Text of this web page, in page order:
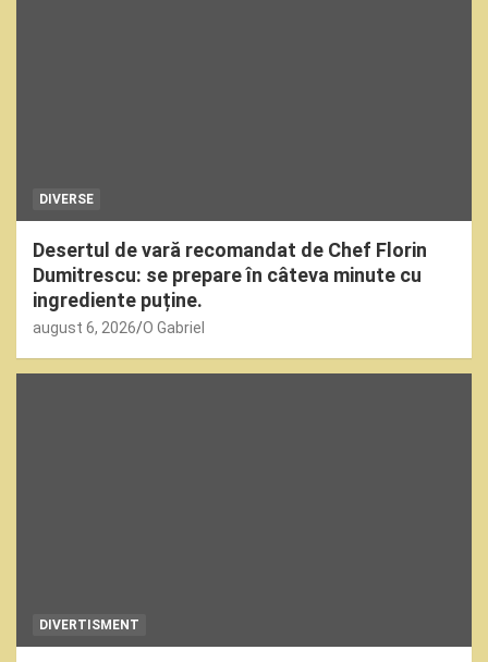
DIVERSE
Desertul de vară recomandat de Chef Florin
Dumitrescu: se prepare în câteva minute cu
ingrediente puține.
august 6, 2026 O Gabriel
DIVERTISMENT